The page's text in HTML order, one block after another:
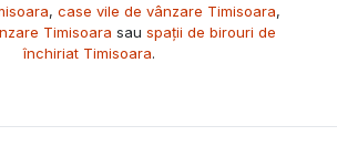
, case vile de vânzare Timisoara,
Timisoara sau spații de birouri de
închiriat Timisoara.